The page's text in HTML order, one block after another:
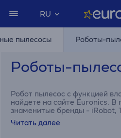
RU
пылесосы Роботы-
Роботы-
Робот пылесос с функцией
найдете на сайте Euronics. В
знаменитые бренды - iRobot,
Купите в рассрочку!
Читать далее